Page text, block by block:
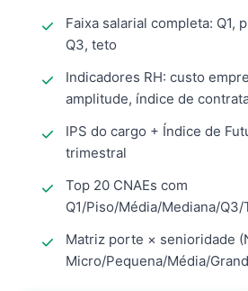
Faixa salarial completa: Q1,
Q3, teto
Indicadores RH: custo
amplitude, índice de
IPS do cargo + Índice de
trimestral
Top 20 CNAEs com
Q1/Piso/Média/Mediana/
Matriz porte × senioridade
Micro/Pequena/Média/